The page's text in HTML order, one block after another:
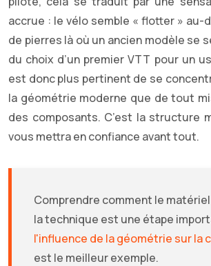
accrue : le vélo semble « flotter » au-
de pierres là où un ancien modèle se
du choix d’un premier VTT pour un
est donc plus pertinent de se
la géométrie moderne que de tout
des composants. C’est la structure
vous mettra en confiance avant tout.
Comprendre comment le
la technique est une étape
l'influence de la géométrie sur la
est le meilleur exemple.